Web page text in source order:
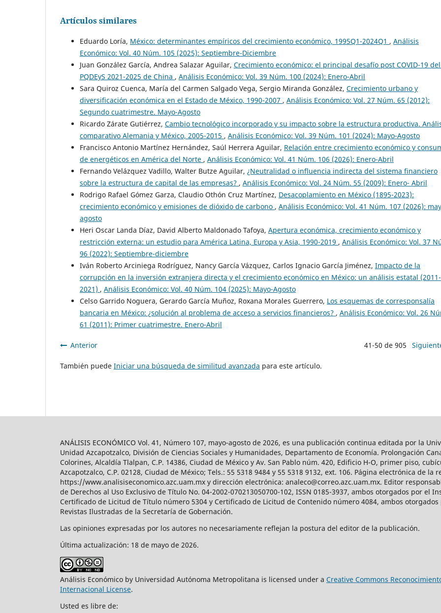
Artículos similares
Eduardo Loría, México: determinantes empíricos del crecimiento económico, 1995Q1-2024Q1 , Análisis
Económico: Vol. 40 Núm. 105 (2025): Septiembre-Diciembre
Juan González García, Andrea Salazar Aguilar, Crecimiento económico: el principal desafío post COVID-19 del
PQDEyS 2021-2025 de China , Análisis Económico: Vol. 39 Núm. 100 (2024): Enero-Abril
Sara Quiroz Cuenca, María del Carmen Salgado Vega, Sergio Miranda González, Crecimiento urbano y
diversificación económica en el Estado de México, 1990-2007 , Análisis Económico: Vol. 27 Núm. 65 (2012):
Segundo cuatrimestre. Mayo-Agosto
Ricardo Zárate Gutiérrez, Cambio tecnológico incorporado y su impacto sobre la estructura productiva.
comparativo Alemania y México, 2005-2015 , Análisis Económico: Vol. 39 Núm. 101 (2024): Mayo-Agosto
Francisco Antonio Martínez Hernández, Saúl Herrera Aguilar, Relación entre crecimiento económico y
de energéticos en América del Norte , Análisis Económico: Vol. 41 Núm. 106 (2026): Enero-Abril
Fernando Velázquez Vadillo, Walter Butze Aguilar, ¿Neutralidad o influencia indirecta del sistema financiero
sobre la estructura de capital de las empresas? , Análisis Económico: Vol. 24 Núm. 55 (2009): Enero- Abril
Rodrigo Rafael Gómez Garza, Claudio Othón Cruz Martínez, Desacoplamiento en México (1895-2023):
crecimiento económico y emisiones de dióxido de carbono , Análisis Económico: Vol. 41 Núm. 107 (2026):
agosto
Heri Oscar Landa Díaz, David Alberto Maldonado Tafoya, Apertura económica, crecimiento económico y
restricción externa: un estudio para América Latina, Europa y Asia, 1990-2019 , Análisis Económico: Vol. 37
96 (2022): Septiembre-diciembre
Iván Roberto Arciniega Rodríguez, Nancy García Vázquez, Carlos Ignacio García Jiménez, Impacto de la
corrupción en la inversión extranjera directa y el crecimiento económico en México: un análisis estatal (2011-
2021) , Análisis Económico: Vol. 40 Núm. 104 (2025): Mayo-Agosto
Celso Garrido Noguera, Gerardo García Muñoz, Roxana Morales Guerrero, Los esquemas de corresponsalía
bancaria en México: ¿solución al problema de acceso a servicios financieros? , Análisis Económico: Vol. 26
61 (2011): Primer cuatrimestre. Enero-Abril
Anterior 41-50 de 905
También puede Iniciar una búsqueda de similitud avanzada para este artículo.
ANÁLISIS ECONÓMICO Vol. 41, Número 107, mayo-agosto de 2026, es una publicación continua editada por la
Unidad Azcapotzalco, División de Ciencias Sociales y Humanidades, Departamento de Economía. Prolongación
Colorines, Alcaldía Tlalpan, C.P. 14386, Ciudad de México y Av. San Pablo núm. 420, Edificio H-O, primer piso,
Azcapotzalco, C.P. 02128, Ciudad de México; Tels.: 55 5318 9484 y 55 5318 9132, ext. 106. Página electrónica de la
https://www.analisiseconomico.azc.uam.mx y dirección electrónica: analeco@correo.azc.uam.mx. Editor
de Derechos al Uso Exclusivo de Título No. 04-2002-070213050700-102, ISSN 0185-3937, ambos otorgados por el
Certificado de Licitud de Título número 5304 y Certificado de Licitud de Contenido número 4084, ambos
Revistas Ilustradas de la Secretaría de Gobernación.
Las opiniones expresadas por los autores no necesariamente reflejan la postura del editor de la publicación.
Última actualización: 18 de mayo de 2026.
Análisis Económico by Universidad Autónoma Metropolitana is licensed under a Creative Commons
Internacional License.
Usted es libre de: